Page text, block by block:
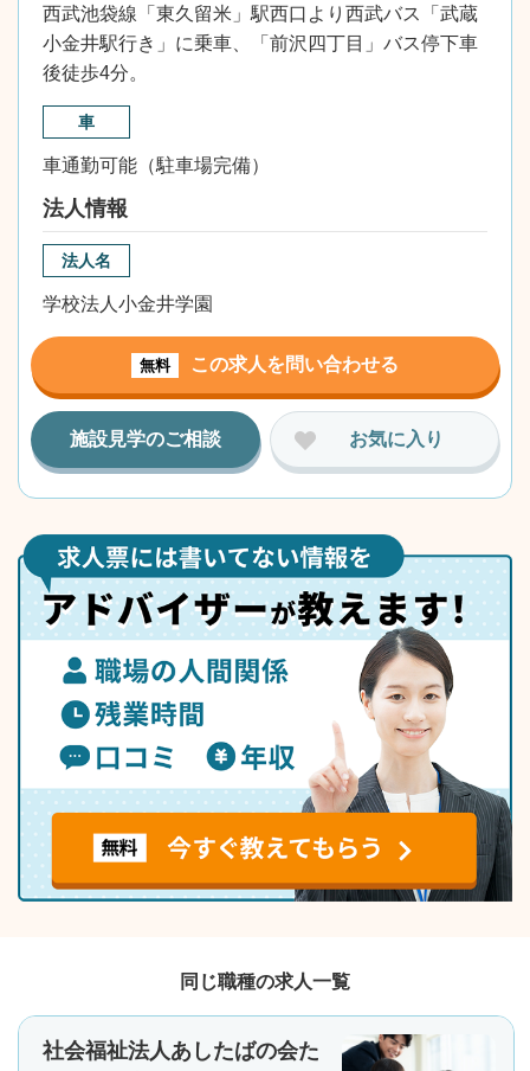
西武池袋線「東久留米」駅西口より西武バス「武蔵
小金井駅行き」に乗車、「前沢四丁目」バス停下車
後徒歩4分。
車
車通勤可能（駐車場完備）
法人情報
法人名
学校法人小金井学園
無料 この求人を問い合わせる
施設見学のご相談 お気に入り
同じ職種の求人一覧
社会福祉法人あしたばの会た